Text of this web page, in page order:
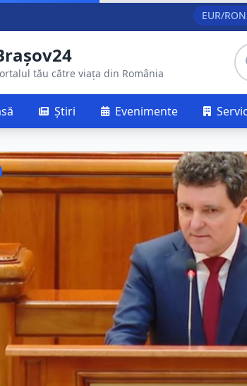
EUR/
tău către viața din România
Știri Evenimente